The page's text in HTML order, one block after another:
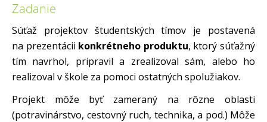
Zadanie
Súťaž projektov študentských tímov je postavená
na prezentácii konkrétneho produktu, ktorý súťažný
tím navrhol, pripravil a zrealizoval sám, alebo ho
realizoval v škole za pomoci ostatných spolužiakov.
Projekt môže byť zameraný na rôzne oblasti
(potravinárstvo, cestovný ruch, technika, a pod.) Môže